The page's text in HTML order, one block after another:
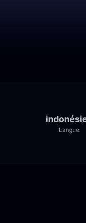
Langue